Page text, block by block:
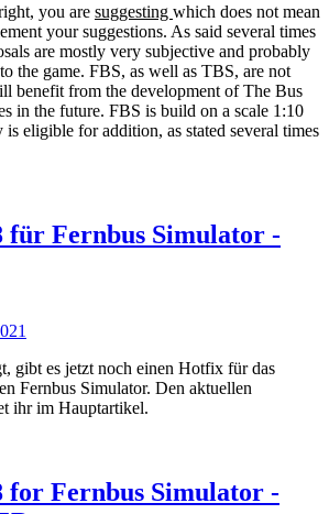
you are suggesting which does not mean
your suggestions. As said several times
are mostly very subjective and probably
the game. FBS, as well as TBS, are not
benefit from the development of The Bus
in the future. FBS is build on a scale 1:10
is eligible for addition, as stated several times
für Fernbus Simulator -
gibt es jetzt noch einen Hotfix für das
Fernbus Simulator. Den aktuellen
ihr im Hauptartikel.
for Fernbus Simulator -